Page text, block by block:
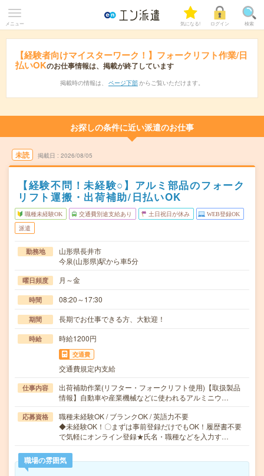
メニュー 気になる! ログイン 検索
【経験者向けマイスターワーク！】フォークリフト作業/日
払いOKのお仕事情報は、掲載が終了しています
掲載時の情報は、 ページ下部 からご覧いただけます。
お探しの条件に近い派遣のお仕事
未読 掲載日 2026/08/05
【経験不問！未経験○】アルミ部品のフォーク
リフト運搬・出荷補助/日払いOK
職種未経験OK 交通費別途支給あり 土日祝日が休み WEB登録OK
派遣
勤務地
山形県長井市
今泉(山形県)駅から車5分
曜日頻度 月～金
時間 08:20～17:30
期間 長期でお仕事できる方、大歓迎！
時給 時給1200円
交通費
交通費規定内支給
仕事内容
出荷補助作業(リフター・フォークリフト使用)【取扱製品
情報】自動車や産業機械などに使われるアルミニウ…
応募資格
職種未経験OK / ブランクOK / 英語力不要
◆未経験OK！〇まずは事前登録だけでもOK！履歴書不要
で気軽にオンライン登録★氏名・職種などを入力す…
職場の雰囲気